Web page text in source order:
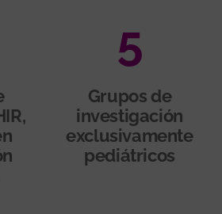
5
Grupos de
investigación
exclusivamente
pediátricos